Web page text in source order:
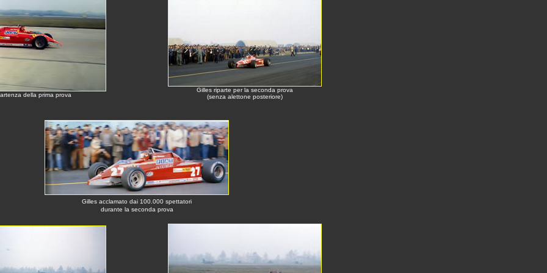
della prima prova
Gilles riparte per la seconda prova
(senza alettone posteriore)
Gilles acclamato dai 100.000 spettatori
durante la seconda prova